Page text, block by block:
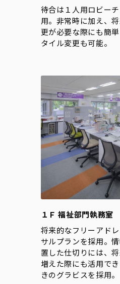
待合は１人用ロビー
用。非常時に加え、
更が必要な際にも簡
タイル変更も可能。
１Ｆ 福祉部門執務室
将来的なフリーアド
サルプランを採用。
置した仕切りには、
増えた際にも活用で
きのグラビスを採用。